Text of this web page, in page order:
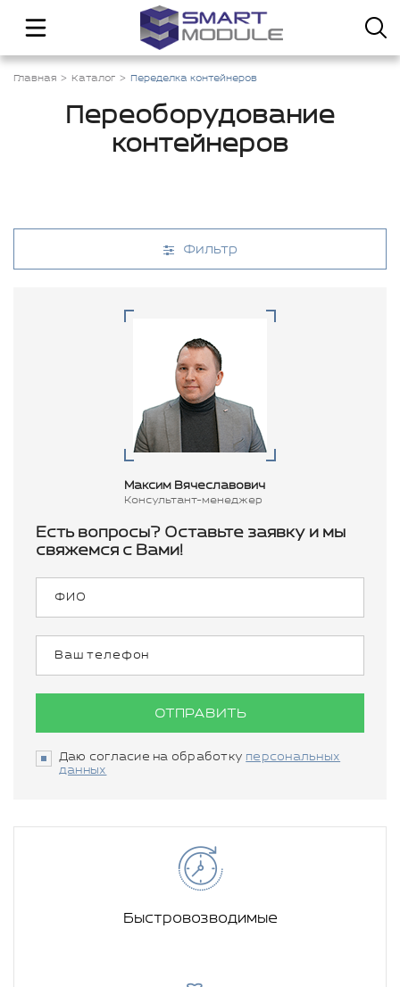
Главная Каталог Переделка контейнеров
Переоборудование
контейнеров
Фильтр
Максим Вячеславович
Консультант-менеджер
Есть вопросы? Оставьте заявку и мы
свяжемся с Вами!
ОТПРАВИТЬ
Даю согласие на обработку персональных
данных
Быстровозводимые